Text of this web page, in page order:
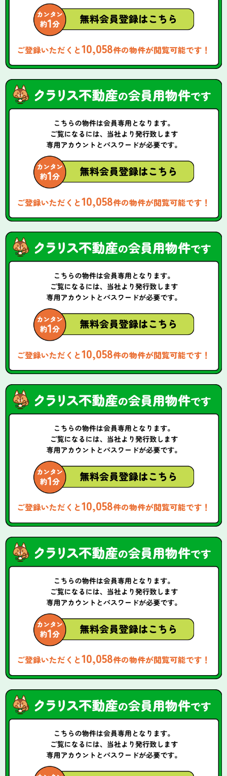
ご登録いただくと10,058件の物件が閲覧可能です！
ご登録いただくと10,058件の物件が閲覧可能です！
ご登録いただくと10,058件の物件が閲覧可能です！
ご登録いただくと10,058件の物件が閲覧可能です！
ご登録いただくと10,058件の物件が閲覧可能です！